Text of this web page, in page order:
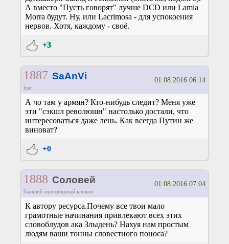
А вместо "Пусть говорят" лучше DCD или Lamia
Morra будут. Ну, или Lacrimosa - для успокоения
нервов. Хотя, каждому - своё.
+3
1887 SaAnVi
tzar
01.08.2016 06:14
А чо там у армян? Кто-нибудь следит? Меня уже
эти "сэкшл революшн" настолько достали, что
интересоваться даже лень. Как всегда Путин же
виноват?
+0
1888 Соловей
бывший придворный клован
01.08.2016 07:04
К автору ресурса.Почему все твои мало
грамотные начинания привлекают всех этих
словоблудов ака Злыдень? Нахуя нам простым
людям ваши тонны словестного поноса?